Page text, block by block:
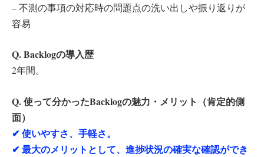
– 不測の事項の対応時の問題点の洗い出しや振り返りが
容易
Q. Backlogの導入歴
2年間。
Q. 使って分かったBacklogの魅力・メリット（肯定的側
面）
✔︎ 使いやすさ、手軽さ。
✔︎ 最大のメリットとして、進捗状況の確実な確認ができ